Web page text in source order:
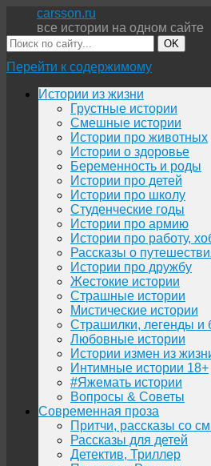
carsson.ru
все истории на одном сайте
OK
Перейти к содержимому
Истории из жизни
Грустные истории
Смешные истории
Истории про животных
Истории о здоровье
Беременность и роды
Истории про детей
Истории про школу
Студенческие годы
Истории про армию
Истории про работу,
Рассказы о
Истории про дружбу
Жестокие истории
Страшные истории
Мистические истории
Страшилки, легенды и
Любовные истории
Истории измен из
Интимные истории 18+
#Яжемать истории
Вопросы & Советы
Современная проза
Притчи, рассказы со
Рассказы для детей
Детектив, Триллер